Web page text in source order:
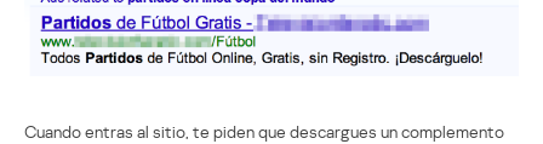
Cuando entras al sitio, te piden que descargues un complemento